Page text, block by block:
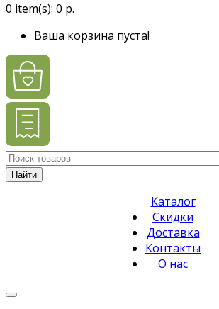
0 item(s): 0 р.
Ваша корзина пуста!
Найти
Каталог
Скидки
Доставка
Контакты
О нас